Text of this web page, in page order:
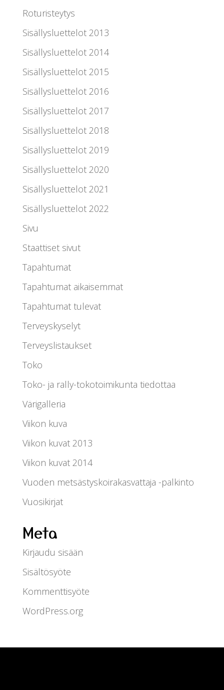
Roturisteytys
Sisällysluettelot 2013
Sisällysluettelot 2014
Sisällysluettelot 2015
Sisällysluettelot 2016
Sisällysluettelot 2017
Sisällysluettelot 2018
Sisällysluettelot 2019
Sisällysluettelot 2020
Sisällysluettelot 2021
Sisällysluettelot 2022
Sivu
Staattiset sivut
Tapahtumat
Tapahtumat aikaisemmat
Tapahtumat tulevat
Terveyskyselyt
Terveyslistaukset
Toko
Toko- ja rally-tokotoimikunta tiedottaa
Värigalleria
Viikon kuva
Viikon kuvat 2013
Viikon kuvat 2014
Vuoden metsästyskoirakasvattaja -palkinto
Vuosikirjat
Meta
Kirjaudu sisään
Sisältösyöte
Kommenttisyöte
WordPress.org